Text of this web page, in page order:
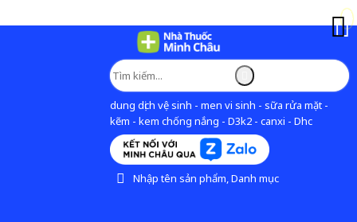
dung dịch vệ sinh - men vi sinh - sữa rửa mặt -
kẽm - kem chống nắng - D3k2 - canxi - Dhc
Nhập tên sản phẩm, Danh mục